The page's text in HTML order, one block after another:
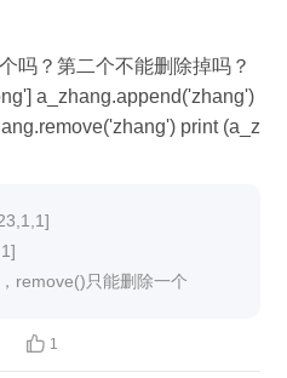
吗？第二个不能删除掉吗？
a_zhang.append('zhang')
print (a_z
remove()只能删除一个
 1